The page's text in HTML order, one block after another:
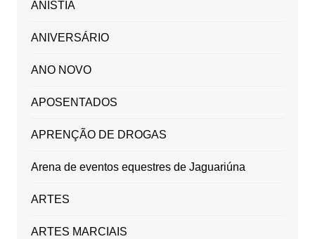
ANISTIA
ANIVERSÁRIO
ANO NOVO
APOSENTADOS
APRENÇÃO DE DROGAS
Arena de eventos equestres de Jaguariúna
ARTES
ARTES MARCIAIS